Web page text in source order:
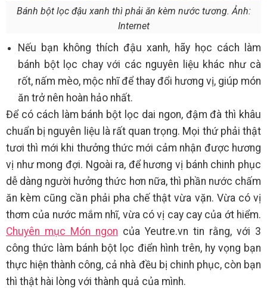
Bánh bột lọc đậu xanh thì phải ăn kèm nước tương. Ảnh:
Internet
Nếu bạn không thích đậu xanh, hãy học cách làm
bánh bột lọc chay với các nguyên liệu khác như cà
rốt, nấm mèo, mộc nhĩ để thay đổi hương vị, giúp món
ăn trở nên hoàn hảo nhất.
Để có cách làm bánh bột lọc dai ngon, đậm đà thì khâu
chuẩn bị nguyên liệu là rất quan trọng. Mọi thứ phải thật
tươi thì mới khi thưởng thức mới cảm nhận được hương
vị như mong đợi. Ngoài ra, để hương vị bánh chinh phục
dễ dàng người hưởng thức hơn nữa, thì phần nước chấm
ăn kèm cũng cần phải pha chế thật vừa vặn. Vừa có vị
thơm của nước mắm nhĩ, vừa có vị cay cay của ớt hiểm.
Chuyên mục Món ngon của Yeutre.vn tin rằng, với 3
công thức làm bánh bột lọc điển hình trên, hy vọng bạn
thực hiện thành công, cả nhà đều bị chinh phục, còn bạn
thì thật hài lòng với thành quả của mình.